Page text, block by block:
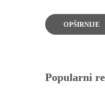
OPŠIRNIJE
Popularni